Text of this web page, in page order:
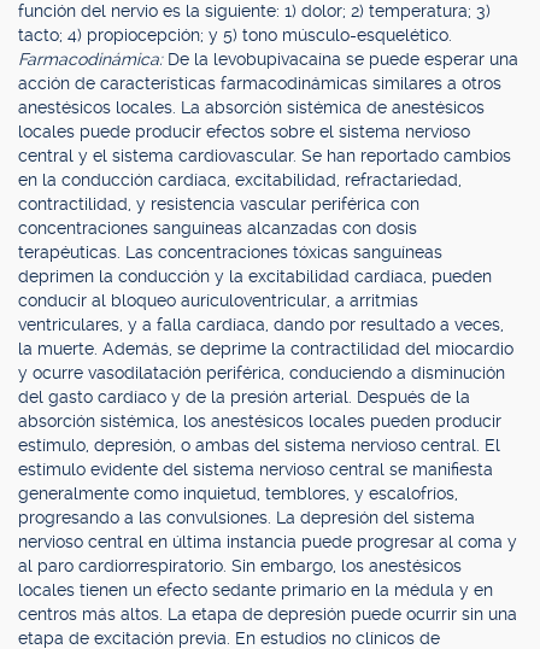
función del nervio es la siguiente: 1) dolor; 2) temperatura; 3)
tacto; 4) propiocepción; y 5) tono músculo-esquelético.
Farmacodinámica: De la levobupivacaína se puede esperar una
acción de características farmacodinámicas similares a otros
anestésicos locales. La absorción sistémica de anestésicos
locales puede producir efectos sobre el sistema nervioso
central y el sistema cardiovascular. Se han reportado cambios
en la conducción cardíaca, excitabilidad, refractariedad,
contractilidad, y resistencia vascular periférica con
concentraciones sanguíneas alcanzadas con dosis
terapéuticas. Las concentraciones tóxicas sanguíneas
deprimen la conducción y la excitabilidad cardíaca, pueden
conducir al bloqueo aurículoventricular, a arritmias
ventriculares, y a falla cardíaca, dando por resultado a veces,
la muerte. Además, se deprime la contractilidad del miocardio
y ocurre vasodilatación periférica, conduciendo a disminución
del gasto cardíaco y de la presión arterial. Después de la
absorción sistémica, los anestésicos locales pueden producir
estímulo, depresión, o ambas del sistema nervioso central. El
estímulo evidente del sistema nervioso central se manifiesta
generalmente como inquietud, temblores, y escalofríos,
progresando a las convulsiones. La depresión del sistema
nervioso central en última instancia puede progresar al coma y
al paro cardiorrespiratorio. Sin embargo, los anestésicos
locales tienen un efecto sedante primario en la médula y en
centros más altos. La etapa de depresión puede ocurrir sin una
etapa de excitación previa. En estudios no clínicos de